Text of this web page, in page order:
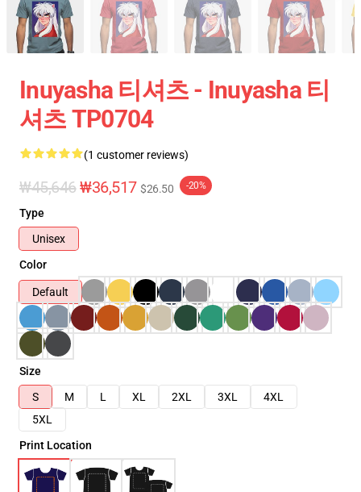
Inuyasha 티셔츠 - Inuyasha 티
셔츠 TP0704
(1 customer reviews)
₩45,646₩36,517 $26.50 -20%
Type
Unisex
Color
Default
Size
S
M L XL 2XL 3XL
4XL
5XL
Print Location